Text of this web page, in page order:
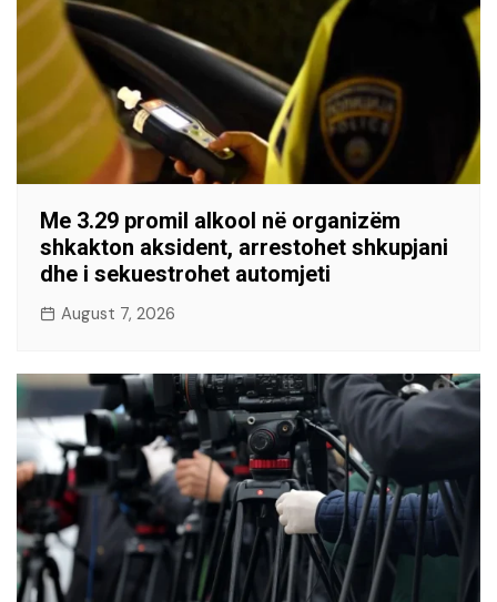
Me 3.29 promil alkool në organizëm
shkakton aksident, arrestohet shkupjani
dhe i sekuestrohet automjeti
August 7, 2026